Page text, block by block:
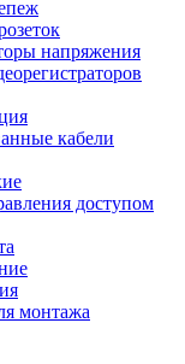
напряжения
кабели
доступом
монтажа